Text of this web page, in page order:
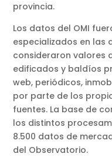
provincia.
Los datos del OMI
especializados en las
consideraron valores
edificados y baldíos
web, periódicos,
por parte de los
fuentes. La base de
los distintos
8.500 datos de
del Observatorio.